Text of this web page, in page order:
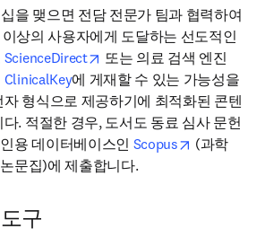
을 맺으면 전담 전문가 팀과 협력하여
상의 사용자에게 도달하는 선도적인
ScienceDirect opens in new tab/window
또는 의료 검색 엔진
ClinicalKey에 게재할 수 있는 가능성을
형식으로 제공하기에 최적화된 콘텐
. 적절한 경우, 도서도 동료 심사 문헌
용 데이터베이스인 Scopus opens in
(과학
문집)에 제출합니다.
구